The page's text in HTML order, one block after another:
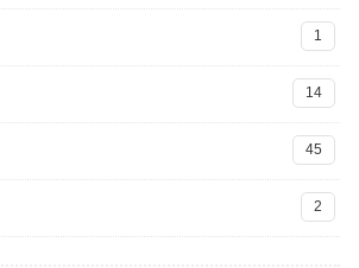
1
14
45
2